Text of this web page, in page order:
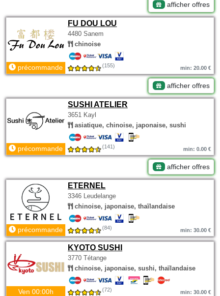
afficher offres
FU DOU LOU
4480 Sanem
chinoise
précommande (155) min: 20.00 €
afficher offres
SUSHI ATELIER
3651 Kayl
asiatique, chinoise, japonaise, sushi
précommande (141) min: 0.00 €
afficher offres
ETERNEL
3346 Leudelange
chinoise, japonaise, thaïlandaise
précommande (84) min: 30.00 €
KYOTO SUSHI
3770 Tétange
chinoise, japonaise, sushi, thaïlandaise
Ven 00:00h (72) min: 30.00 €